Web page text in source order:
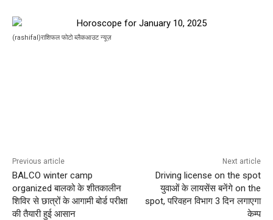
(rashifal)राशिफल फोटो ब्लैकआउट न्यूज़
Previous article
BALCO winter camp
organized बालको के शीतकालीन
शिविर से छात्रों के आगामी बोर्ड परीक्षा
की तैयारी हुई आसान
Next article
Driving license on the spot
युवाओं के लायसेंस बनेंगे on the
spot, परिवहन विभाग 3 दिन लगाएगा
केम्प